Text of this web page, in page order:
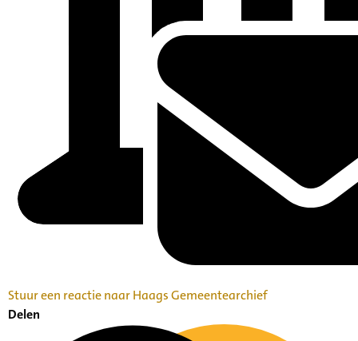
Stuur een reactie naar Haags Gemeentearchief
Delen